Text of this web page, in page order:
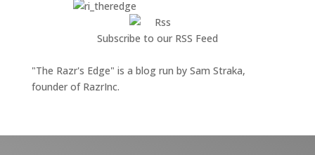
Subscribe to our RSS Feed
"The Razr's Edge" is a blog run by Sam Straka,
founder of RazrInc.